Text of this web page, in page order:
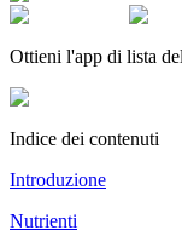
Ottieni l'app di lista
Indice dei contenuti
Introduzione
Nutrienti